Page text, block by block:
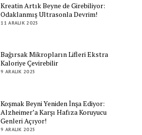
Kreatin Artık Beyne de Girebiliyor:
Odaklanmış Ultrasonla Devrim!
11 ARALIK 2025
Bağırsak Mikropların Lifleri Ekstra
Kaloriye Çevirebilir
9 ARALIK 2025
Koşmak Beyni Yeniden İnşa Ediyor:
Alzheimer’a Karşı Hafıza Koruyucu
Genleri Açıyor!
9 ARALIK 2025